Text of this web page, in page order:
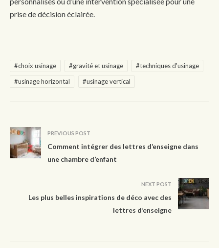
prise de décision éclairée.
#choix usinage #gravité et usinage
#techniques d'usinage
#usinage horizontal
#usinage vertical
PREVIOUS POST
Comment intégrer des lettres d’enseigne dans
une chambre d’enfant
NEXT POST
Les plus belles inspirations de déco avec des
lettres d’enseigne